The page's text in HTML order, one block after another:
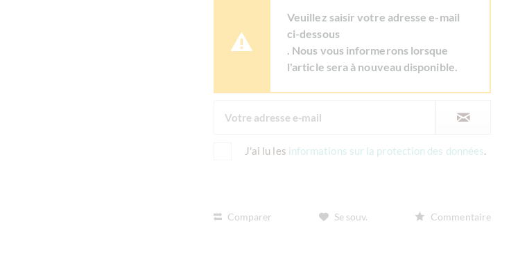
Veuillez saisir votre adresse e-mail
ci-dessous
. Nous vous informerons lorsque
l'article sera à nouveau disponible.
J'ai lu les informations sur la protection des données.
Comparer Se souv. Commentaire